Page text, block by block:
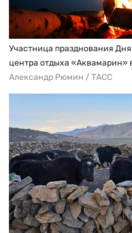
Участница празднования
центра отдыха «Аквамарин»
Александр Рюмин / ТАСС